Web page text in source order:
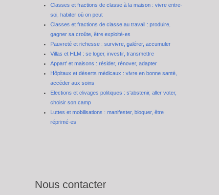
Classes et fractions de classe à la maison : vivre entre-
soi, habiter où on peut
Classes et fractions de classe au travail : produire,
gagner sa croûte, être exploité·es
Pauvreté et richesse : survivre, galérer, accumuler
Villas et HLM : se loger, investir, transmettre
Appart' et maisons : résider, rénover, adapter
Hôpitaux et déserts médicaux : vivre en bonne santé,
accéder aux soins
Elections et clivages politiques : s'abstenir, aller voter,
choisir son camp
Luttes et mobilisations : manifester, bloquer, être
réprimé·es
Nous contacter